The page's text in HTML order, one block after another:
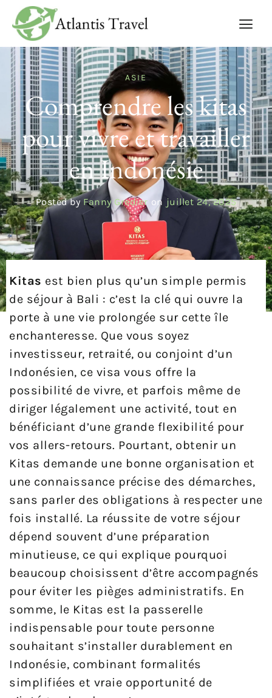
ASIE
Comprendre les kitas
pour vivre et travailler
en Indonésie
Posted by Fanny Gredier on juillet 24, 2025
Kitas est bien plus qu’un simple permis
de séjour à Bali : c’est la clé qui ouvre la
porte à une vie prolongée sur cette île
enchanteresse. Que vous soyez
investisseur, retraité, ou conjoint d’un
Indonésien, ce visa vous offre la
possibilité de vivre, et parfois même de
diriger légalement une activité, tout en
bénéficiant d’une grande flexibilité pour
vos allers-retours. Pourtant, obtenir un
Kitas demande une bonne organisation et
une connaissance précise des démarches,
sans parler des obligations à respecter une
fois installé. La réussite de votre séjour
dépend souvent d’une préparation
minutieuse, ce qui explique pourquoi
beaucoup choisissent d’être accompagnés
pour éviter les pièges administratifs. En
somme, le Kitas est la passerelle
indispensable pour toute personne
souhaitant s’installer durablement en
Indonésie, combinant formalités
simplifiées et vraie opportunité de